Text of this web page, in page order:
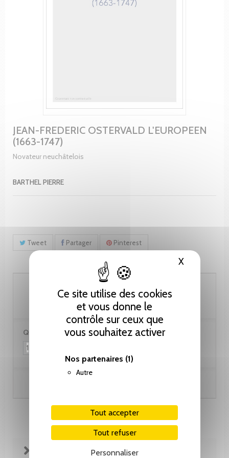
Ce site utilise des cookies
et vous donne le
contrôle sur ceux que
vous souhaitez activer
Nos partenaires (1)
Autre
Tout accepter
Tout refuser
Personnaliser
XMasquer
JEAN-FREDERIC OSTERVALD L'EUROPEEN
(1663-1747)
Novateur neuchâtelois
BARTHEL PIERRE
Tweet Partager Pinterest
60.00 CHF
Quantité :
FICHE TECHNIQUE